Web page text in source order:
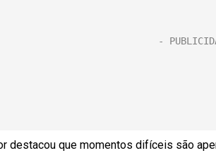
destacou que momentos difíceis são